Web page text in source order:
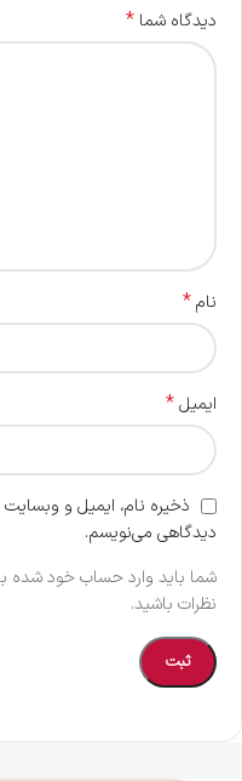
دیدگاه شما *
نام*
ایمیل*
ذخیره نام، ایمیل و وبسایت
دیدگاهی می‌نویسم.
شما باید وارد حساب خود شده
نظرات باشید.